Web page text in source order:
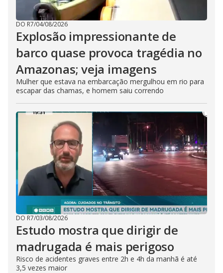
DO R7/04/08/2026
Explosão impressionante de
barco quase provoca tragédia no
Amazonas; veja imagens
Mulher que estava na embarcação mergulhou em rio para
escapar das chamas, e homem saiu correndo
DO R7/03/08/2026
Estudo mostra que dirigir de
madrugada é mais perigoso
Risco de acidentes graves entre 2h e 4h da manhã é até
3,5 vezes maior